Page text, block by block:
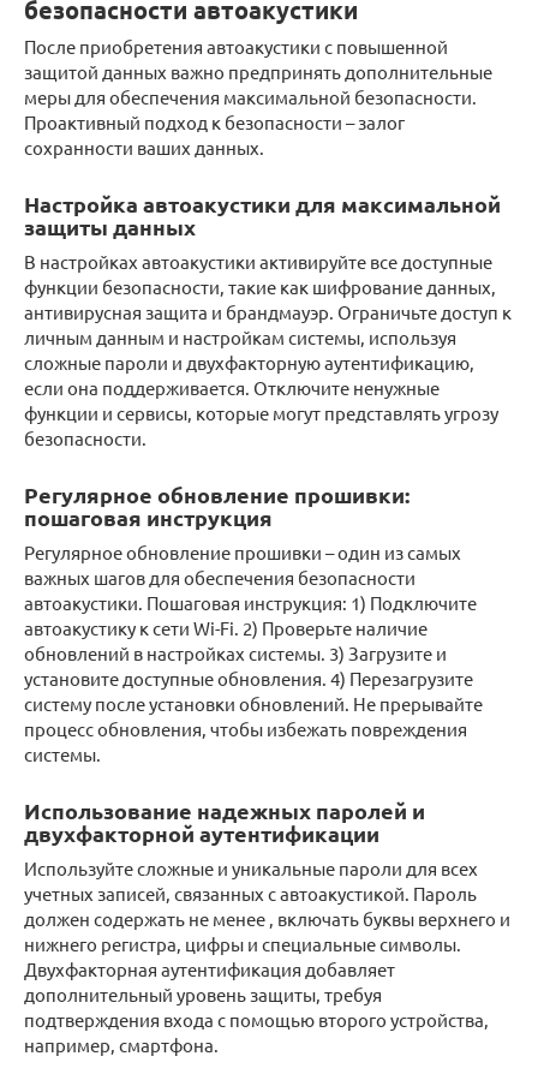
безопасности автоакустики
После приобретения автоакустики с повышенной
защитой данных важно предпринять дополнительные
меры для обеспечения максимальной безопасности.
Проактивный подход к безопасности – залог
сохранности ваших данных.
Настройка автоакустики для максимальной
защиты данных
В настройках автоакустики активируйте все доступные
функции безопасности, такие как шифрование данных,
антивирусная защита и брандмауэр. Ограничьте доступ к
личным данным и настройкам системы, используя
сложные пароли и двухфакторную аутентификацию,
если она поддерживается. Отключите ненужные
функции и сервисы, которые могут представлять угрозу
безопасности.
Регулярное обновление прошивки:
пошаговая инструкция
Регулярное обновление прошивки – один из самых
важных шагов для обеспечения безопасности
автоакустики. Пошаговая инструкция: 1) Подключите
автоакустику к сети Wi-Fi. 2) Проверьте наличие
обновлений в настройках системы. 3) Загрузите и
установите доступные обновления. 4) Перезагрузите
систему после установки обновлений. Не прерывайте
процесс обновления, чтобы избежать повреждения
системы.
Использование надежных паролей и
двухфакторной аутентификации
Используйте сложные и уникальные пароли для всех
учетных записей, связанных с автоакустикой. Пароль
должен содержать не менее , включать буквы верхнего и
нижнего регистра, цифры и специальные символы.
Двухфакторная аутентификация добавляет
дополнительный уровень защиты, требуя
подтверждения входа с помощью второго устройства,
например, смартфона.